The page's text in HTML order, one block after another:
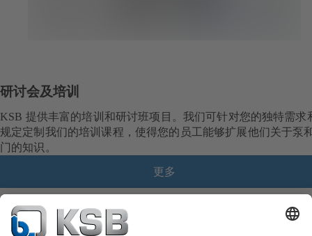
研讨会及培训
KSB 提供丰富的培训和研讨班项目。我们可针对您的独特需求
规定定制我们的培训课程，使得您的员工能够扩展他们关于泵
门的知识。
更多